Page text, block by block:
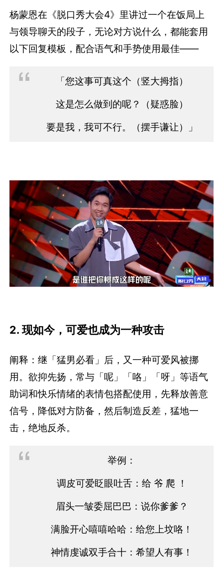
杨蒙恩在《脱口秀大会4》里讲过一个在饭局上
与领导聊天的段子，无论对方说什么，都能套用
以下回复模板，配合语气和手势使用最佳——
「您这事可真这个（竖大拇指）
这是怎么做到的呢？（疑惑脸）
要是我，我可不行。（摆手谦让）」
2.现如今，可爱也成为一种攻击
阐释：继「猛男必看」后，又一种可爱风被挪
用。欲抑先扬，常与「呢」「咯」「呀」等语气
助词和快乐情绪的表情包搭配使用，先释放善意
信号，降低对方防备，然后制造反差，猛地一
击，绝地反杀。
举例：
调皮可爱眨眼吐舌：给 爷 爬 ！
眉头一皱委屈巴巴：说你爹爹？
满脸开心嘻嘻哈哈：给您上坟咯！
神情虔诚双手合十：希望人有事！